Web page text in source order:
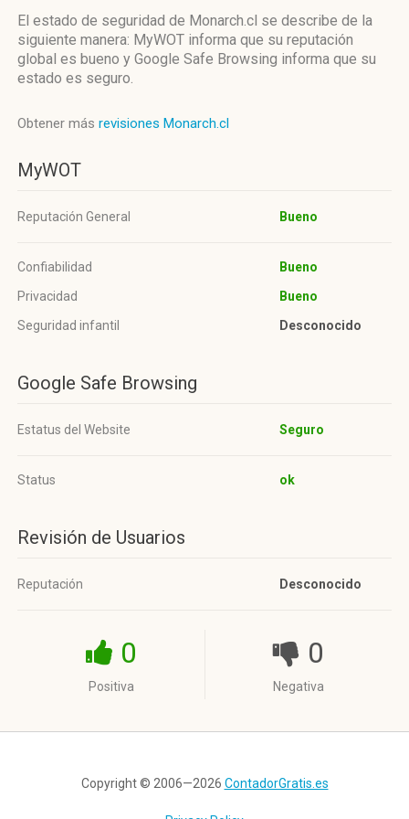
El estado de seguridad de Monarch.cl se describe de la
siguiente manera: MyWOT informa que su reputación
global es bueno y Google Safe Browsing informa que su
estado es seguro.
Obtener más revisiones Monarch.cl
MyWOT
Reputación General Bueno
Confiabilidad
Bueno
Privacidad
Bueno
Seguridad infantil
Desconocido
Google Safe Browsing
Estatus del Website Seguro
Status ok
Revisión de Usuarios
Reputación Desconocido
0
Positiva
0
Negativa
Copyright © 2006—2026 ContadorGratis.es